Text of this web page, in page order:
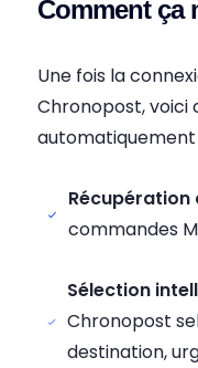
Comment ça
Une fois la
Chronopost, voici
automatiquement
commandes
Sélection
Chronopost
destination,